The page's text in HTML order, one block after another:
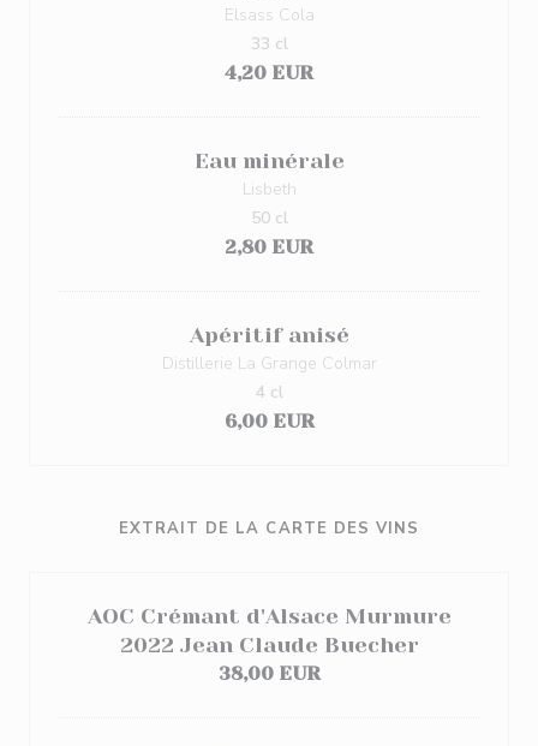
Elsass Cola
4,20 EUR
33 cl
Eau minérale
Lisbeth
2,80 EUR
50 cl
Apéritif anisé
Distillerie La Grange Colmar
6,00 EUR
4 cl
EXTRAIT DE LA CARTE DES VINS
AOC Crémant d'Alsace Murmure
2022 Jean Claude Buecher
38,00 EUR